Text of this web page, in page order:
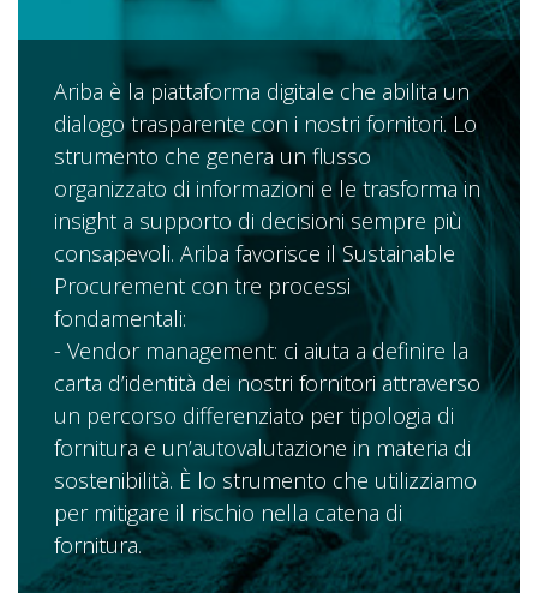
Ariba è la piattaforma digitale che abilita un
dialogo trasparente con i nostri fornitori. Lo
strumento che genera un flusso
organizzato di informazioni e le trasforma in
insight a supporto di decisioni sempre più
consapevoli. Ariba favorisce il Sustainable
Procurement con tre processi
fondamentali:
- Vendor management: ci aiuta a definire la
carta d’identità dei nostri fornitori attraverso
un percorso differenziato per tipologia di
fornitura e un’autovalutazione in materia di
sostenibilità. È lo strumento che utilizziamo
per mitigare il rischio nella catena di
fornitura.